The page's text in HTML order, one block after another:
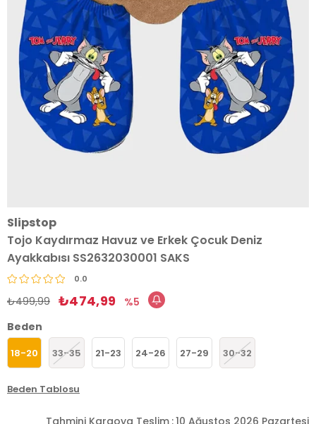
Slipstop
Tojo Kaydırmaz Havuz ve Erkek Çocuk Deniz
Ayakkabısı SS2632030001 SAKS
0.0
₺499,99 ₺474,99
5
Beden
18-20 33-35 21-23 24-26 27-29 30-32
Beden Tablosu
Tahmini Kargoya Teslim :10 Ağustos 2026 Pazartesi